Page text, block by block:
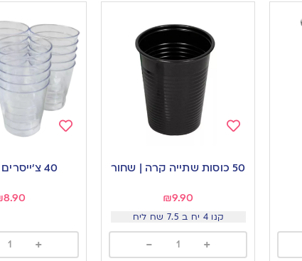
to
50 כוסות שתייה קרה | שחור
₪9.90
קנו 4 יח ב 7.5 שח ליח
+
-
40 צ’ייסרים שקופים
8.90
+